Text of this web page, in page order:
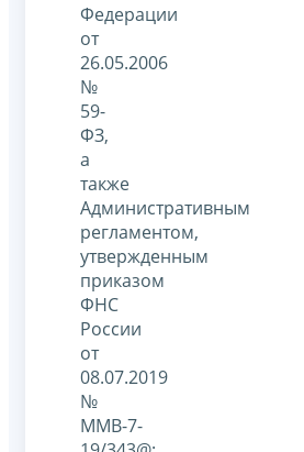
Федерации
от
26.05.2006
№
59-
ФЗ,
а
также
Административным
регламентом,
утвержденным
приказом
ФНС
России
от
08.07.2019
№
ММВ-7-